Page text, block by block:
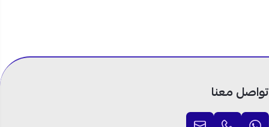
تواصل معنا